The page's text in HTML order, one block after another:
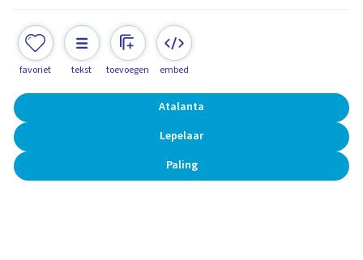
favoriet tekst toevoegen embed
Atalanta
Lepelaar
Paling